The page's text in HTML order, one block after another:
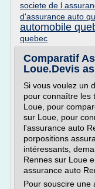
societe de l
d'assurance auto
automobile
quebec
Comparatif
Loue.Devis
Si vous voulez un
pour connaître les
Loue, pour
sur Loue, pour
l'assurance auto
porpositions
intéressants,
Rennes sur Loue
assurance auto
Pour souscire une